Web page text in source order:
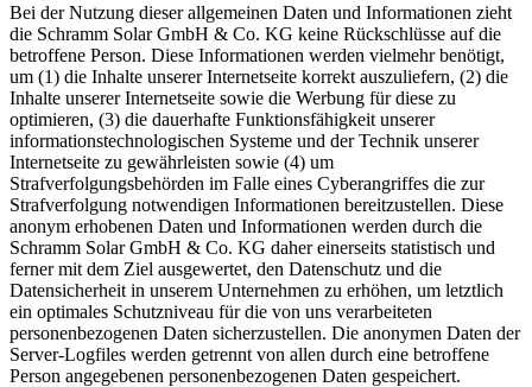
Bei der Nutzung dieser allgemeinen Daten und Informationen zieht
die Schramm Solar GmbH & Co. KG keine Rückschlüsse auf die
betroffene Person. Diese Informationen werden vielmehr benötigt,
um (1) die Inhalte unserer Internetseite korrekt auszuliefern, (2) die
Inhalte unserer Internetseite sowie die Werbung für diese zu
optimieren, (3) die dauerhafte Funktionsfähigkeit unserer
informationstechnologischen Systeme und der Technik unserer
Internetseite zu gewährleisten sowie (4) um
Strafverfolgungsbehörden im Falle eines Cyberangriffes die zur
Strafverfolgung notwendigen Informationen bereitzustellen. Diese
anonym erhobenen Daten und Informationen werden durch die
Schramm Solar GmbH & Co. KG daher einerseits statistisch und
ferner mit dem Ziel ausgewertet, den Datenschutz und die
Datensicherheit in unserem Unternehmen zu erhöhen, um letztlich
ein optimales Schutzniveau für die von uns verarbeiteten
personenbezogenen Daten sicherzustellen. Die anonymen Daten der
Server-Logfiles werden getrennt von allen durch eine betroffene
Person angegebenen personenbezogenen Daten gespeichert.